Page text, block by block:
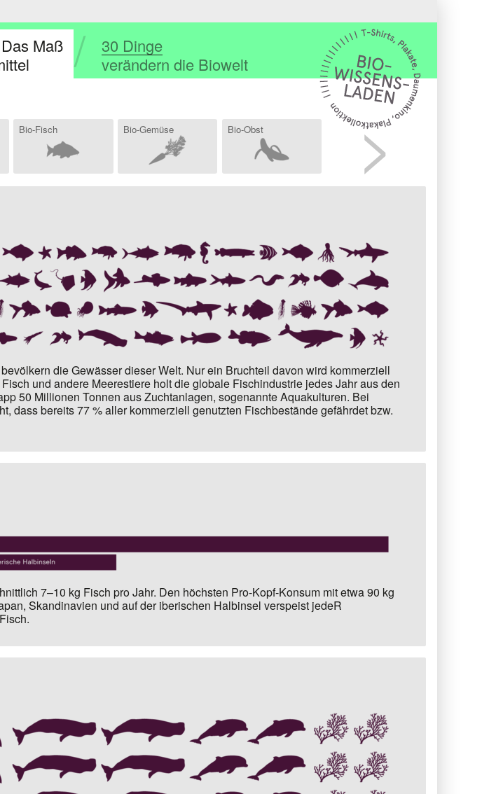
Maß
30 Dinge
verändern die Biowelt
Bio-Fisch Bio-Gemüse Bio-Obst >
die Gewässer dieser Welt. Nur ein Bruchteil davon wird kommerziell
und andere Meerestiere holt die globale Fischindustrie jedes Jahr aus den
50 Millionen Tonnen aus Zuchtanlagen, sogenannte Aquakulturen. Bei
dass bereits 77 % aller kommerziell genutzten Fischbestände gefährdet bzw.
7–10 kg Fisch pro Jahr. Den höchsten Pro-Kopf-Konsum mit etwa90 kg
Skandinavien und auf der iberischen Halbinsel verspeist jedeR
.